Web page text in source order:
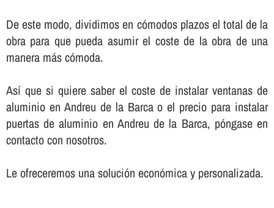
De este modo, dividimos en cómodos plazos el total de la
obra para que pueda asumir el coste de la obra de una
manera más cómoda.
Así­ que si quiere saber el coste de instalar ventanas de
aluminio en Andreu de la Barca o el precio para instalar
puertas de aluminio en Andreu de la Barca, póngase en
contacto con nosotros.
Le ofreceremos una solución económica y personalizada.